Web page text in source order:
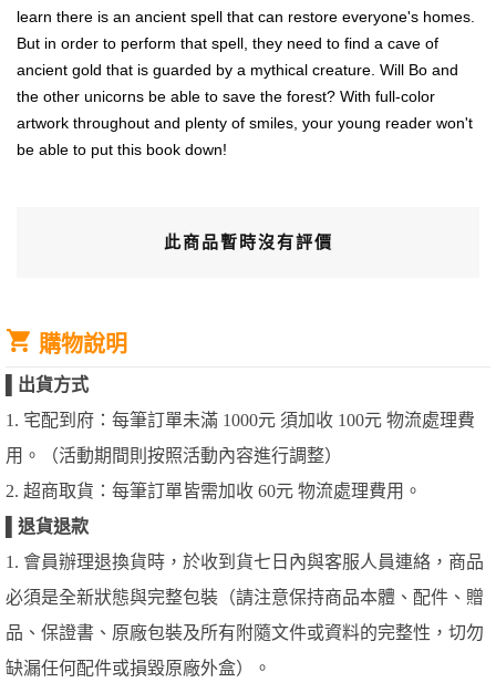
learn there is an ancient spell that can restore everyone's homes.
But in order to perform that spell, they need to find a cave of
ancient gold that is guarded by a mythical creature. Will Bo and
the other unicorns be able to save the forest? With full-color
artwork throughout and plenty of smiles, your young reader won't
be able to put this book down!
此商品暫時沒有評價
購物說明
出貨方式
1. 宅配到府：每筆訂單未滿 1000元 須加收 100元 物流處理費
用。（活動期間則按照活動內容進行調整）
2. 超商取貨：每筆訂單皆需加收 60元 物流處理費用。
退貨退款
1. 會員辦理退換貨時，於收到貨七日內與客服人員連絡，商品
必須是全新狀態與完整包裝（請注意保持商品本體、配件、贈
品、保證書、原廠包裝及所有附隨文件或資料的完整性，切勿
缺漏任何配件或損毀原廠外盒）。